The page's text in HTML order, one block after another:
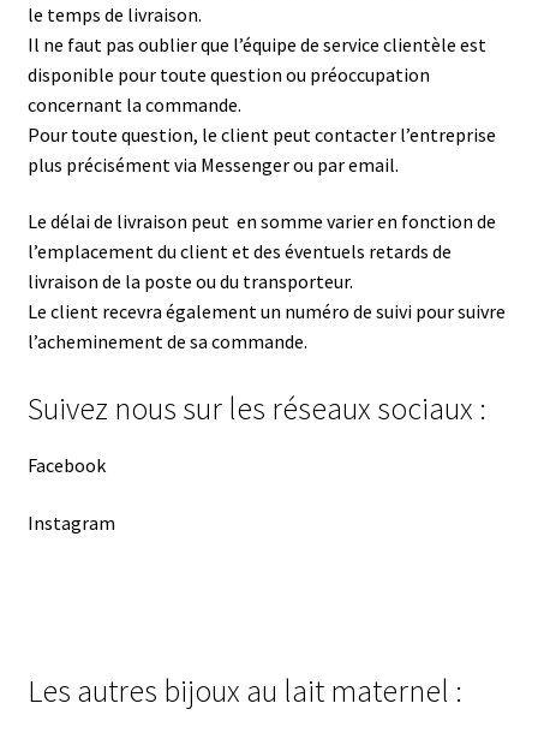
le temps de livraison.
Il ne faut pas oublier que l’équipe de service clientèle est
disponible pour toute question ou préoccupation
concernant la commande.
Pour toute question, le client peut contacter l’entreprise
plus précisément via Messenger ou par email.
Le délai de livraison peut en somme varier en fonction de
l’emplacement du client et des éventuels retards de
livraison de la poste ou du transporteur.
Le client recevra également un numéro de suivi pour suivre
l’acheminement de sa commande.
Suivez nous sur les réseaux sociaux :
Facebook
Instagram
Les autres bijoux au lait maternel :